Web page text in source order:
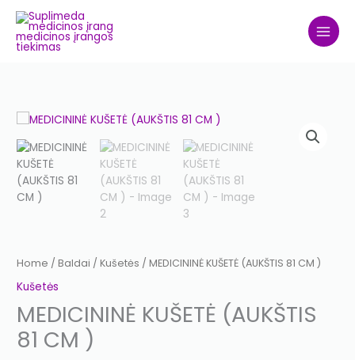
Skip
content
Home /Baldai /Kušetės / MEDICININĖ KUŠETĖ (AUKŠTIS 81 CM )
Kušetės
MEDICININĖ KUŠETĖ (AUKŠTIS
81 CM )